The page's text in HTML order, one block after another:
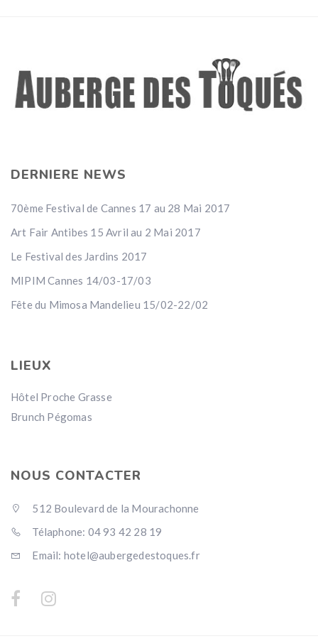
DERNIERE NEWS
70ème Festival de Cannes 17 au 28 Mai 2017
Art Fair Antibes 15 Avril au 2 Mai 2017
Le Festival des Jardins 2017
MIPIM Cannes 14/03-17/03
Fête du Mimosa Mandelieu 15/02-22/02
LIEUX
Hôtel Proche Grasse
Brunch Pégomas
NOUS CONTACTER
512 Boulevard de la Mourachonne
Télaphone: 04 93 42 28 19
Email: hotel@aubergedestoques.fr